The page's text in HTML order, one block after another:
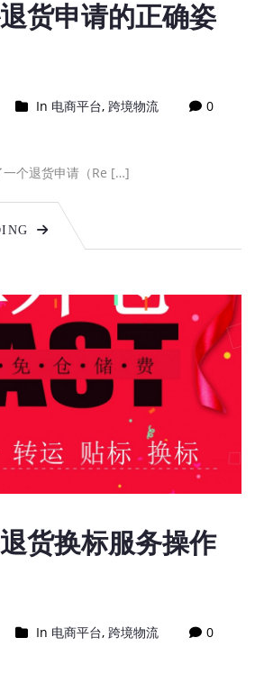
货申请的正确姿
In 电商平台, 跨境物流
0
个退货申请（Re […]
货换标服务操作
In 电商平台, 跨境物流
0